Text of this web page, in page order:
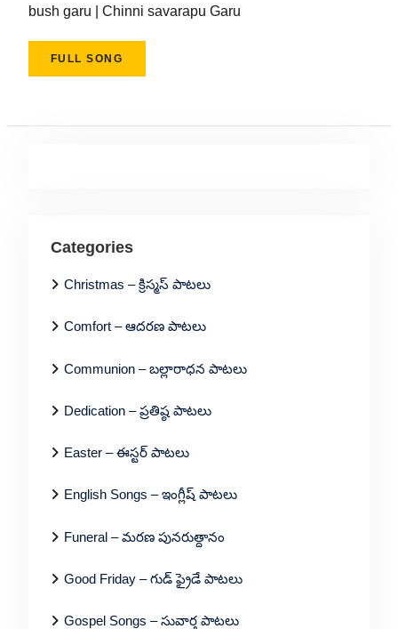
bush garu | Chinni savarapu Garu
FULL SONG
Categories
Christmas – క్రిస్మస్ పాటలు
Comfort – ఆదరణ పాటలు
Communion – బల్లారాధన పాటలు
Dedication – ప్రతిష్ఠ పాటలు
Easter – ఈస్టర్ పాటలు
English Songs – ఇంగ్లీష్ పాటలు
Funeral – మరణ పునరుత్దానం
Good Friday – గుడ్ ఫ్రైడే పాటలు
Gospel Songs – సువార్త పాటలు